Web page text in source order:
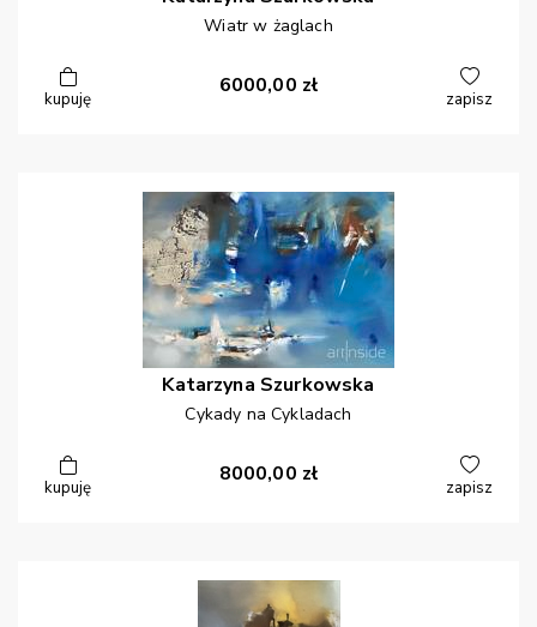
Wiatr w żaglach
kupuję
6000,00 zł
zapisz
Katarzyna Szurkowska
Cykady na Cykladach
kupuję
8000,00 zł
zapisz